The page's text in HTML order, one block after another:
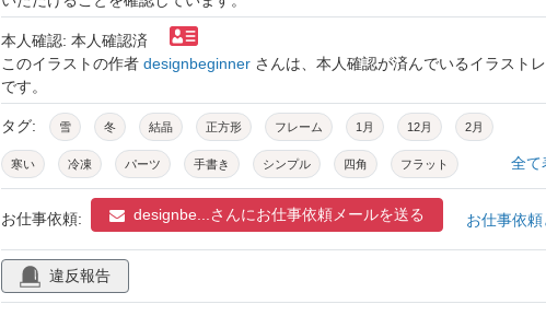
本人確認: 本人確認済
このイラストの作者 designbeginner さんは、本人確認が済んでいるイラスト
です。
タグ: 雪 冬 結晶 正方形 フレーム 1月 12月 2月
寒い 冷凍 パーツ 手書き シンプル 四角 フラット
透過 白 和風 氷 雪の結晶 背景 和
雪柄 模様
全
お仕事依頼: designbe...さんにお仕事依頼メールを送る お仕事依
違反報告